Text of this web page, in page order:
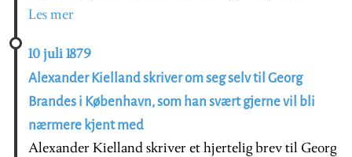
Les mer
10 juli 1879
Alexander Kielland skriver om seg selv til Georg
Brandes i København, som han svært gjerne vil bli
nærmere kjent med
Alexander Kielland skriver et hjertelig brev til Georg